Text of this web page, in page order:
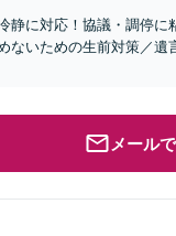
に対応！協議・調停に
いための生前対策／遺
メール